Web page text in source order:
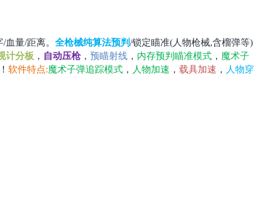
血量/距离。 全枪械纯算法预判/锁定瞄准(人物枪械,含榴弹等)
计分板 ， 自动压枪， 预瞄射线 ， 内存预判瞄准模式 ， 魔术子
软件特点:魔术子弹追踪模式 ， 人物加速 ， 载具加速 ， 人物穿